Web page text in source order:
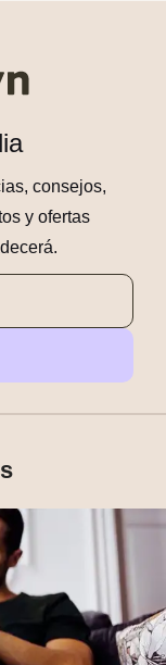
consejos,
y ofertas